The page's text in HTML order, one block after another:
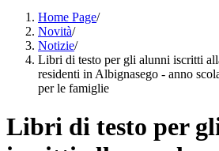
Home Page/
Novità/
Notizie/
Libri di testo per gli alunni iscritti
residenti in Albignasego - anno
per le famiglie
Libri di testo per